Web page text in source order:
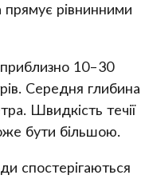
прямує рівнинними
10–30
Середня глибина
Швидкість течії
бути більшою.
спостерігаються